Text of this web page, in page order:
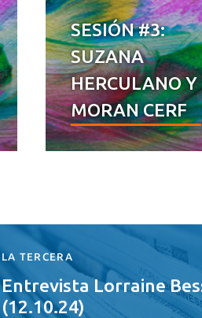
SESIÓN #3:
SUZANA
HERCULANO Y
MORAN CERF
LA TERCERA
Entrevista Lorraine
(12.10.24)